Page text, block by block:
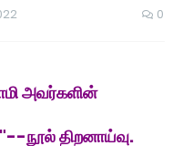
0
அவர்களின்
நூல் திறனாய்வு.